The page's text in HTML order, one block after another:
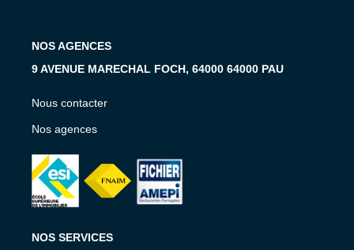
NOS AGENCES
9 AVENUE MARECHAL FOCH, 64000 64000 PAU
Nous contacter
Nos agences
NOS SERVICES